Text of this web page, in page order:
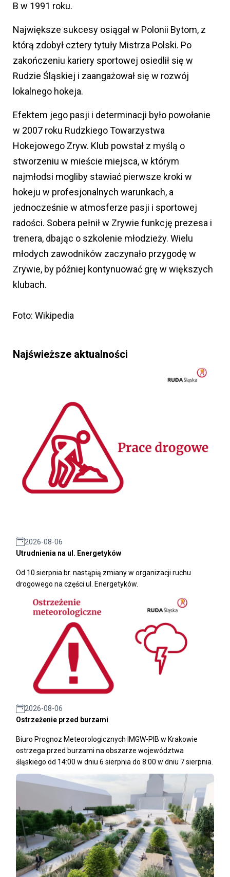
B w 1991 roku.
Największe sukcesy osiągał w Polonii Bytom, z
którą zdobył cztery tytuły Mistrza Polski. Po
zakończeniu kariery sportowej osiedlił się w
Rudzie Śląskiej i zaangażował się w rozwój
lokalnego hokeja.
Efektem jego pasji i determinacji było powołanie
w 2007 roku Rudzkiego Towarzystwa
Hokejowego Zryw. Klub powstał z myślą o
stworzeniu w mieście miejsca, w którym
najmłodsi mogliby stawiać pierwsze kroki w
hokeju w profesjonalnych warunkach, a
jednocześnie w atmosferze pasji i sportowej
radości. Sobera pełnił w Zrywie funkcję prezesa i
trenera, dbając o szkolenie młodzieży. Wielu
młodych zawodników zaczynało przygodę w
Zrywie, by później kontynuować grę w większych
klubach.
Foto: Wikipedia
Najświeższe aktualności
2026-08-06
Utrudnienia na ul. Energetyków
Od 10 sierpnia br. nastąpią zmiany w organizacji ruchu
drogowego na części ul. Energetyków.
2026-08-06
Ostrzeżenie przed burzami
Biuro Prognoz Meteorologicznych IMGW-PIB w Krakowie
ostrzega przed burzami na obszarze województwa
śląskiego od 14:00 w dniu 6 sierpnia do 8:00 w dniu 7 sierpnia.